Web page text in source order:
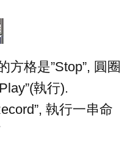
方格是”Stop”, 圓圈
執行).
執行一串命